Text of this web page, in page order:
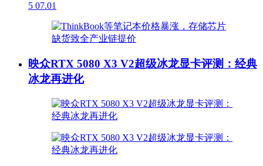
5 07.01
映众RTX 5080 X3 V2超级冰龙显卡评测：经典
冰龙再进化